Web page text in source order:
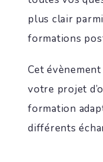
plus clair
formations
Cet
votre projet
formation
différents